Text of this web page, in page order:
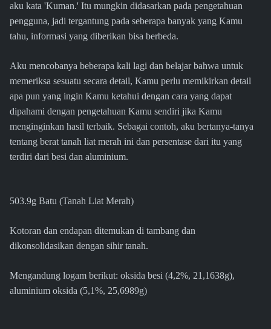
aku kata 'Kuman.' Itu mungkin didasarkan pada pengetahuan
pengguna, jadi tergantung pada seberapa banyak yang Kamu
tahu, informasi yang diberikan bisa berbeda.
Aku mencobanya beberapa kali lagi dan belajar bahwa untuk
memeriksa sesuatu secara detail, Kamu perlu memikirkan detail
apa pun yang ingin Kamu ketahui dengan cara yang dapat
dipahami dengan pengetahuan Kamu sendiri jika Kamu
menginginkan hasil terbaik. Sebagai contoh, aku bertanya-tanya
tentang berat tanah liat merah ini dan persentase dari itu yang
terdiri dari besi dan aluminium.
503.9g Batu (Tanah Liat Merah)
Kotoran dan endapan ditemukan di tambang dan
dikonsolidasikan dengan sihir tanah.
Mengandung logam berikut: oksida besi (4,2%, 21,1638g),
aluminium oksida (5,1%, 25,6989g)